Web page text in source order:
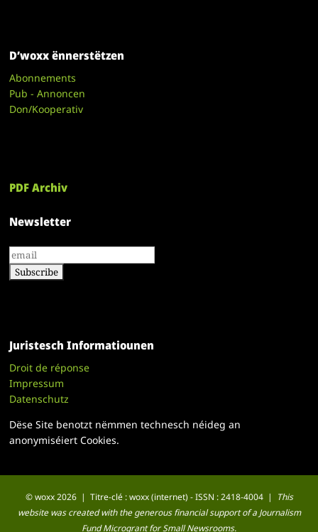
D’woxx ënnerstëtzen
Abonnements
Pub - Annoncen
Don/Kooperativ
PDF Archiv
Newsletter
Juristesch Informatiounen
Droit de réponse
Impressum
Datenschutz
Dëse Site benotzt nëmmen technesch néideg an
anonymiséiert Cookies.
© woxx 2026 | Titre-clé : woxx (internet) - ISSN : 2418-4004 |
This
website was created with the generous financial support of a Journalism
Fund Microgrant for Small Newsrooms.